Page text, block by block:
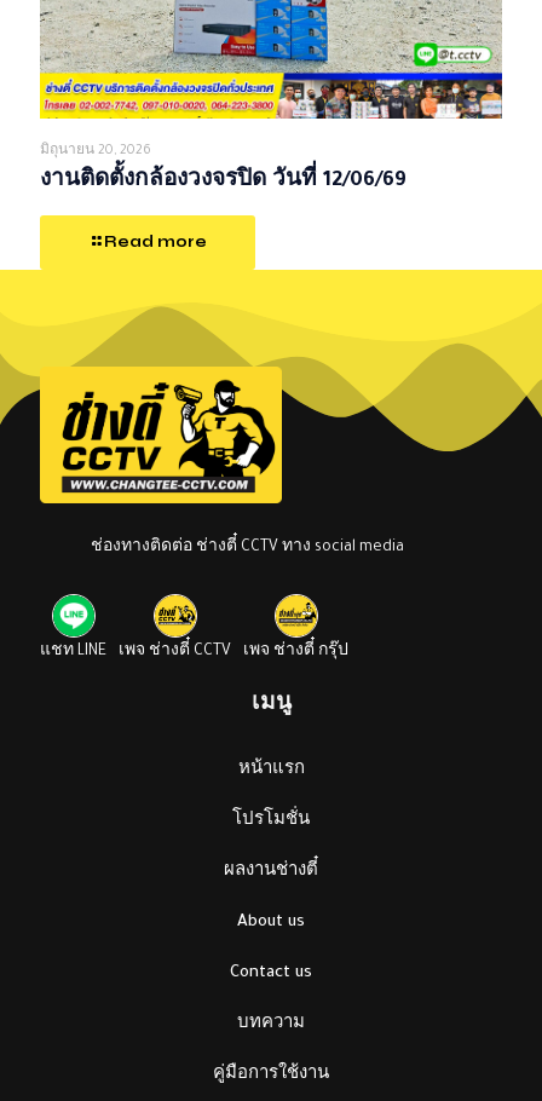
มิถุนายน 20, 2026
งานติดตั้งกล้องวงจรปิด วันที่ 12/06/69
Read more
ช่องทางติดต่อ ช่างตี๋ CCTV ทาง social media
แชท LINE เพจ ช่างตี๋ CCTV เพจ ช่างตี๋ กรุ๊ป
เมนู
หน้าแรก
โปรโมชั่น
ผลงานช่างตี๋
About us
Contact us
บทความ
คู่มือการใช้งาน